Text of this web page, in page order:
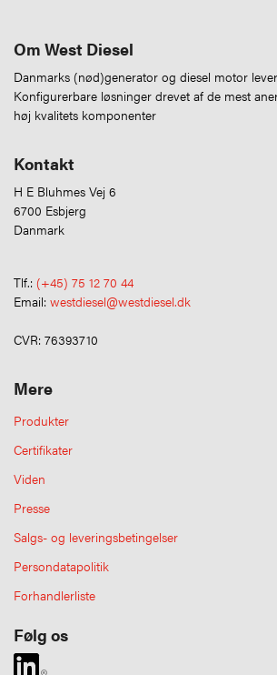
Om West Diesel
Danmarks (nød)generator og diesel motor
Konfigurerbare løsninger drevet af de mest
høj kvalitets komponenter
Kontakt
H E Bluhmes Vej 6
6700 Esbjerg
Danmark
Tlf.: (+45) 75 12 70 44
Email: westdiesel@westdiesel.dk
CVR: 76393710
Mere
Produkter
Certifikater
Viden
Presse
Salgs- og leveringsbetingelser
Persondatapolitik
Forhandlerliste
Følg os